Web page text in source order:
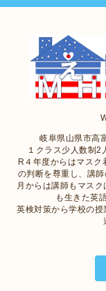
岐阜県山県市高
１クラス少人数制2
R４年度からはマスク
の判断を尊重し、講
月からは講師もマス
も生きた英
英検対策から学校の